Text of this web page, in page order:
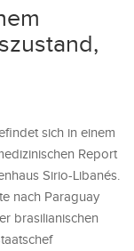
sich in einem
Report
Sirio-Libanés.
nach Paraguay
brasilianischen